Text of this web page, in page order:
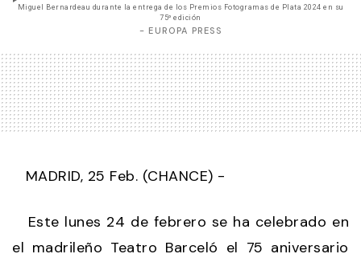
Miguel Bernardeau durante la entrega de los Premios Fotogramas de Plata 2024 en su
75º edición
- EUROPA PRESS
MADRID, 25 Feb. (CHANCE) -
Este lunes 24 de febrero se ha celebrado en
el madrileño Teatro Barceló el 75 aniversario